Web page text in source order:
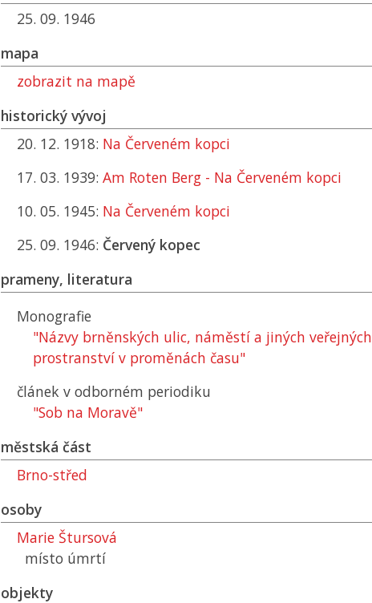
25. 09. 1946
mapa
zobrazit na mapě
historický vývoj
20. 12. 1918: Na Červeném kopci
17. 03. 1939: Am Roten Berg - Na Červeném kopci
10. 05. 1945: Na Červeném kopci
25. 09. 1946: Červený kopec
prameny, literatura
Monografie
"Názvy brněnských ulic, náměstí a jiných veřejných
prostranství v proměnách času"
článek v odborném periodiku
"Sob na Moravě"
městská část
Brno-střed
osoby
Marie Štursová
místo úmrtí
objekty